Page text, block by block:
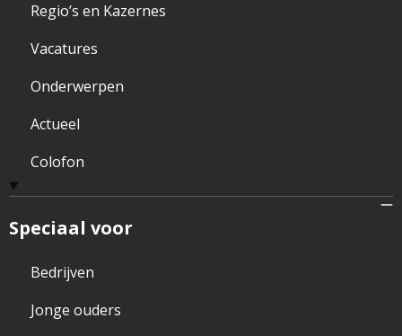
Regio’s en Kazernes
Vacatures
Onderwerpen
Actueel
Colofon
Speciaal voor
Bedrijven
Jonge ouders